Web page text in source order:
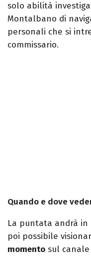
solo abilità
Montalbano di
personali che si
commissario.
Quando e dove
La puntata andrà in
poi possibile
momento sul canale